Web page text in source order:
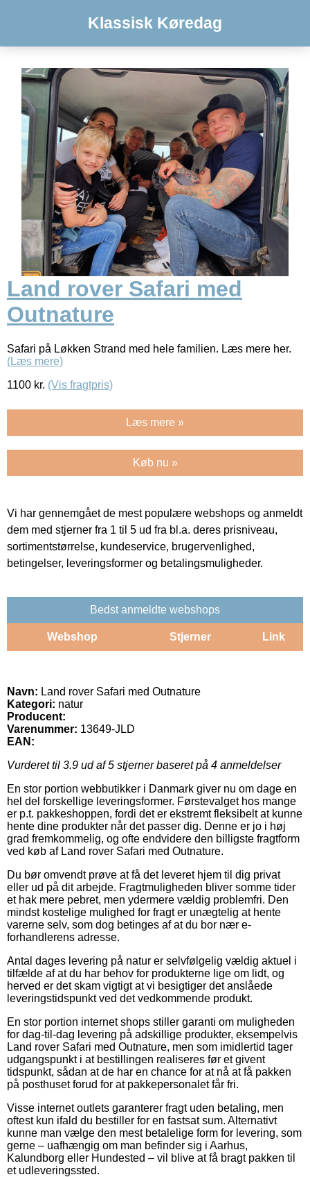
Klassisk Køredag
Land rover Safari med
Outnature
Safari på Løkken Strand med hele familien. Læs mere her.
(Læs mere)
1100 kr. (Vis fragtpris)
Læs mere »
Køb nu »
Vi har gennemgået de mest populære webshops og anmeldt
dem med stjerner fra 1 til 5 ud fra bl.a. deres prisniveau,
sortimentstørrelse, kundeservice, brugervenlighed,
betingelser, leveringsformer og betalingsmuligheder.
Bedst anmeldte webshops
Webshop Stjerner Link
Navn: Land rover Safari med Outnature
Kategori: natur
Producent:
Varenummer: 13649-JLD
EAN:
Vurderet til 3.9 ud af 5 stjerner baseret på 4 anmeldelser
En stor portion webbutikker i Danmark giver nu om dage en
hel del forskellige leveringsformer. Førstevalget hos mange
er p.t. pakkeshoppen, fordi det er ekstremt fleksibelt at kunne
hente dine produkter når det passer dig. Denne er jo i høj
grad fremkommelig, og ofte endvidere den billigste fragtform
ved køb af Land rover Safari med Outnature.
Du bør omvendt prøve at få det leveret hjem til dig privat
eller ud på dit arbejde. Fragtmuligheden bliver somme tider
et hak mere pebret, men ydermere vældig problemfri. Den
mindst kostelige mulighed for fragt er unægtelig at hente
varerne selv, som dog betinges af at du bor nær e-
forhandlerens adresse.
Antal dages levering på natur er selvfølgelig vældig aktuel i
tilfælde af at du har behov for produkterne lige om lidt, og
herved er det skam vigtigt at vi besigtiger det anslåede
leveringstidspunkt ved det vedkommende produkt.
En stor portion internet shops stiller garanti om muligheden
for dag-til-dag levering på adskillige produkter, eksempelvis
Land rover Safari med Outnature, men som imidlertid tager
udgangspunkt i at bestillingen realiseres før et givent
tidspunkt, sådan at de har en chance for at nå at få pakken
på posthuset forud for at pakkepersonalet får fri.
Visse internet outlets garanterer fragt uden betaling, men
oftest kun ifald du bestiller for en fastsat sum. Alternativt
kunne man vælge den mest betalelige form for levering, som
gerne – uafhængig om man befinder sig i Aarhus,
Kalundborg eller Hundested – vil blive at få bragt pakken til
et udleveringssted.